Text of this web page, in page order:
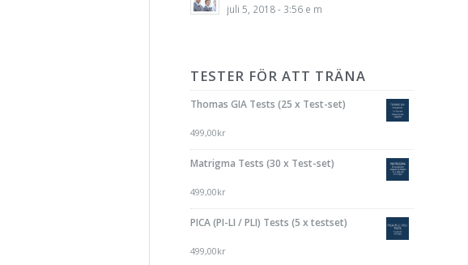
juli 5, 2018 - 3:56 e m
TESTER FÖR ATT TRÄNA
Thomas GIA Tests (25 x Test-set)
499,00kr
Matrigma Tests (30 x Test-set)
499,00kr
PICA (PI-LI / PLI) Tests (5 x testset)
499,00kr